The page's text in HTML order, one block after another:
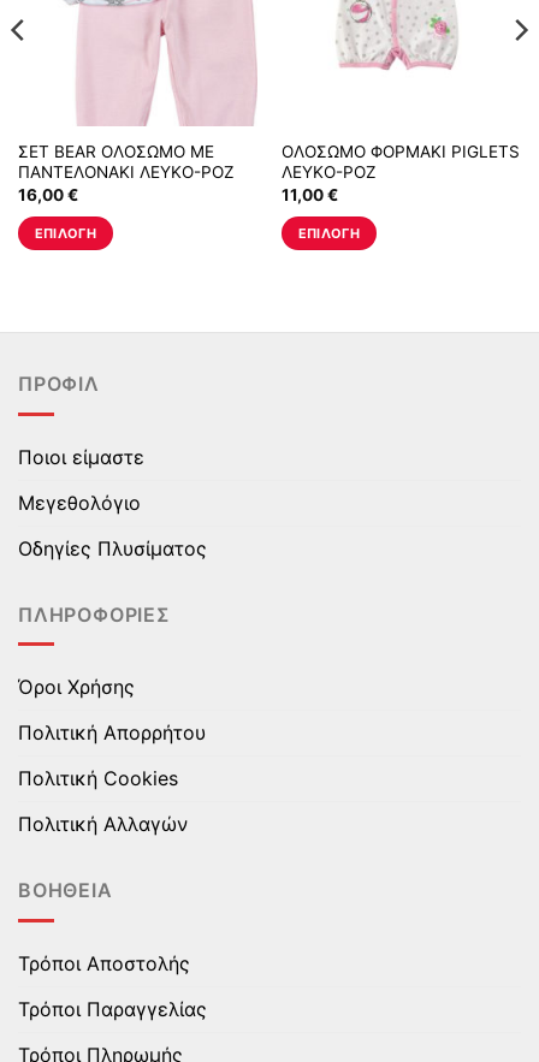
ΣΕΤ BEAR ΟΛΟΣΩΜΟ ΜΕ
ΠΑΝΤΕΛΟΝΑΚΙ ΛΕΥΚΟ-ΡΟΖ
16,00€
ΕΠΙΛΟΓΉ
έχει
παραλλαγές.
Οι
μπορούν
επιλεγούν
στη
σελίδα
προϊόντος
ΟΛΟΣΩΜΟ ΦΟΡΜΑΚΙ PIGLETS
ΛΕΥΚΟ-ΡΟΖ
11,00€
ΕΠΙΛΟΓΉ
έχει
ΠΡΟΦΊΛ
Ποιοι είμαστε
Μεγεθολόγιο
Οδηγίες Πλυσίματος
ΠΛΗΡΟΦΟΡΊΕΣ
Όροι Χρήσης
Πολιτική Απορρήτου
Πολιτική Cookies
Πολιτική Αλλαγών
ΒΟΉΘΕΙΑ
Τρόποι Αποστολής
Τρόποι Παραγγελίας
Τρόποι Πληρωμής